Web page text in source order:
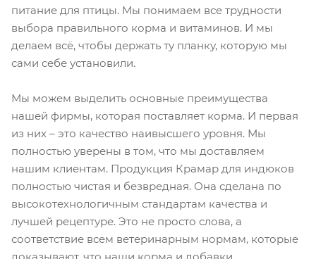
питание для птицы. Мы понимаем все трудности
выбора правильного корма и витаминов. И мы
делаем всё, чтобы держать ту планку, которую мы
сами себе установили.
Мы можем выделить основные преимущества
нашей фирмы, которая поставляет корма. И первая
из них – это качество наивысшего уровня. Мы
полностью уверены в том, что мы доставляем
нашим клиентам. Продукция Крамар для индюков
полностью чистая и безвредная. Она сделана по
высокотехнологичным стандартам качества и
лучшей рецептуре. Это не просто слова, а
соответствие всем ветеринарным нормам, которые
доказывают, что наши корма и добавки